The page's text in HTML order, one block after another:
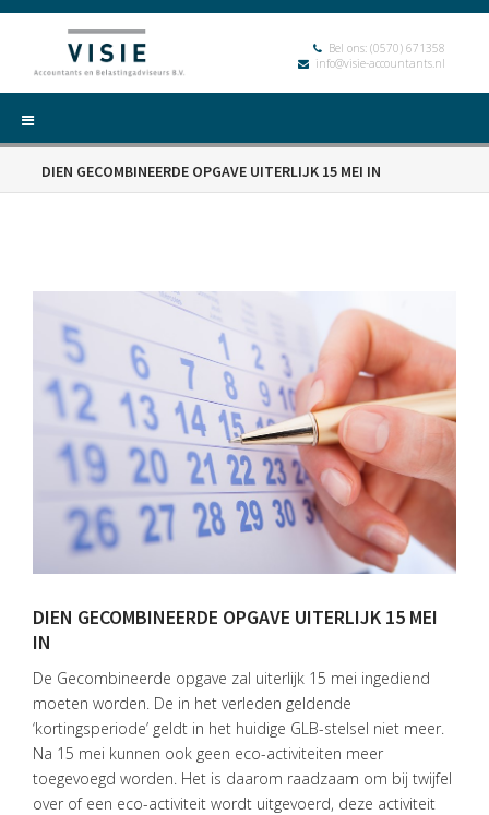
Bel ons: (0570) 671358
info@visie-accountants.nl
DIENSTEN
OVER
VISIE
ONS
TEAM
ACTUEEL
VACATURES
DIEN GECOMBINEERDE OPGAVE UITERLIJK 15 MEI IN
DIEN GECOMBINEERDE OPGAVE UITERLIJK 15 MEI
IN
De Gecombineerde opgave zal uiterlijk 15 mei ingediend
moeten worden. De in het verleden geldende
‘kortingsperiode’ geldt in het huidige GLB-stelsel niet meer.
Na 15 mei kunnen ook geen eco-activiteiten meer
toegevoegd worden. Het is daarom raadzaam om bij twijfel
over of een eco-activiteit wordt uitgevoerd, deze activiteit